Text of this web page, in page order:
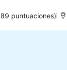
puntuaciones)